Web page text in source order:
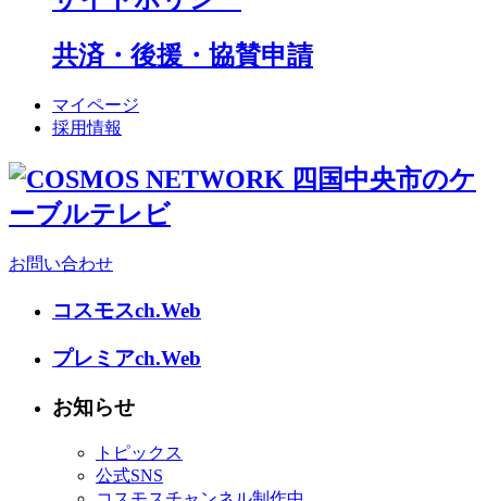
共済・後援・協賛申請
マイページ
採用情報
お問い合わせ
コスモスch.Web
プレミアch.Web
お知らせ
トピックス
公式SNS